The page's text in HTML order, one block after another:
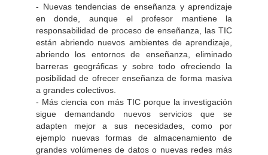
- Nuevas tendencias de enseñanza y aprendizaje
en donde, aunque el profesor mantiene la
responsabilidad de proceso de enseñanza, las TIC
están abriendo nuevos ambientes de aprendizaje,
abriendo los entornos de enseñanza, eliminado
barreras geográficas y sobre todo ofreciendo la
posibilidad de ofrecer enseñanza de forma masiva
a grandes colectivos.
- Más ciencia con más TIC porque la investigación
sigue demandando nuevos servicios que se
adapten mejor a sus necesidades, como por
ejemplo nuevas formas de almacenamiento de
grandes volúmenes de datos o nuevas redes más